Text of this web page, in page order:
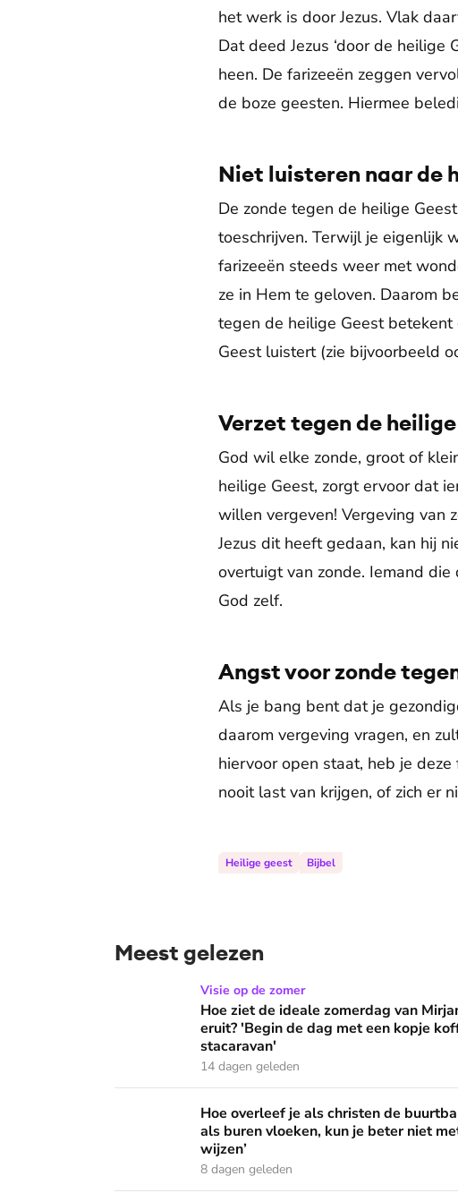
het werk is door Jezus. Vlak
Dat deed Jezus ‘door de heilige
heen. De farizeeën zeggen
de boze geesten. Hiermee
Niet luisteren naar de
De zonde tegen de heilige
toeschrijven. Terwijl je eigenlijk
farizeeën steeds weer met
ze in Hem te geloven. Daarom
tegen de heilige Geest
Geest luistert (zie bijvoorbeeld
Verzet tegen de
God wil elke zonde, groot of
heilige Geest, zorgt ervoor dat
willen vergeven! Vergeving van
Jezus dit heeft gedaan, kan hij
overtuigt van zonde. Iemand
God zelf.
Angst voor zonde
Als je bang bent dat je
daarom vergeving vragen, en
hiervoor open staat, heb je
nooit last van krijgen, of zich er
Heilige geest Bijbel
Meest gelezen
Hoe ziet de ideale zomerdag van Mirjam Bouwman
Visie op de zomer
Hoe ziet de ideale zomerdag van
eruit? 'Begin de dag met een kopje
stacaravan'
14 dagen geleden
Hoe overleef je als christen de buurtbarbecue?
Hoe overleef je als christen de
als buren vloeken, kun je beter niet
wijzen’
8 dagen geleden